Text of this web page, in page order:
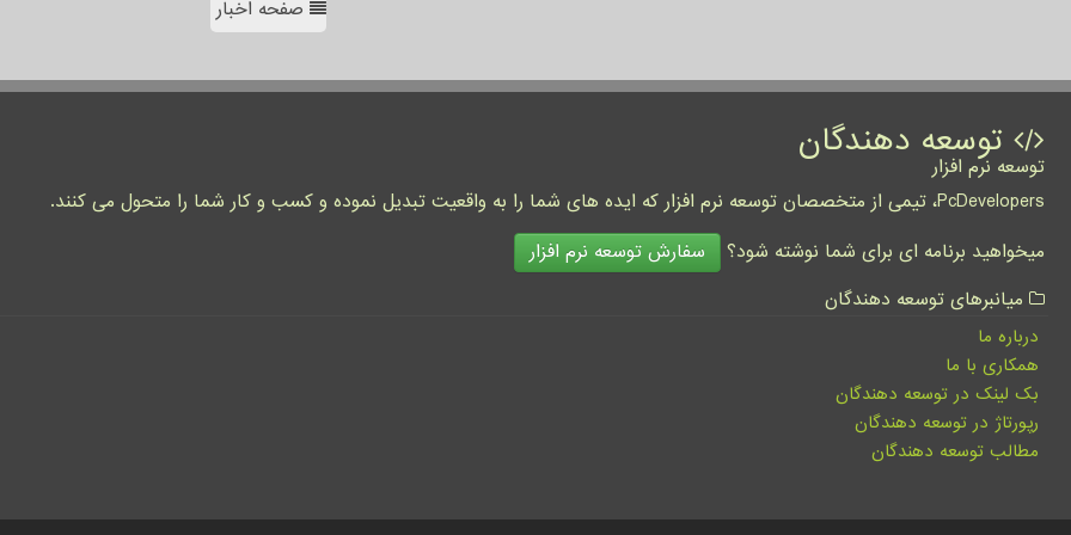
صفحه اخبار
توسعه دهندگان
توسعه نرم افزار
PcDevelopers، تیمی از متخصصان توسعه نرم افزار که ایده های شما را به واقعیت تبدیل نموده و کسب و کار شما را متحول می کنند.
میخواهید برنامه ای برای شما نوشته شود؟
سفارش توسعه نرم افزار
میانبرهای توسعه دهندگان
درباره ما
همکاری با ما
بک لینک در توسعه دهندگان
رپورتاژ در توسعه دهندگان
مطالب توسعه دهندگان